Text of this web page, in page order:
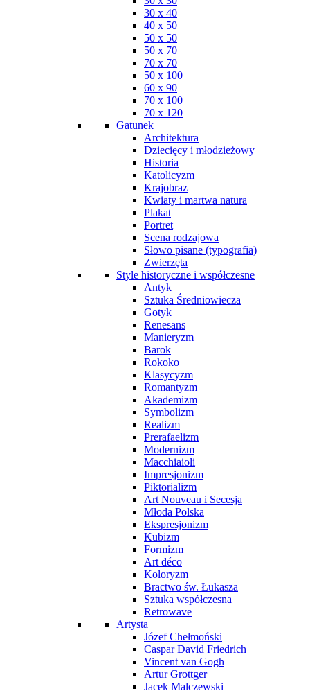
30 x 40
40 x 50
50 x 50
50 x 70
70 x 70
50 x 100
60 x 90
70 x 100
70 x 120
Gatunek
Architektura
Dziecięcy i młodzieżowy
Historia
Katolicyzm
Krajobraz
Kwiaty i martwa natura
Plakat
Portret
Scena rodzajowa
Słowo pisane (typografia)
Zwierzęta
Style historyczne i współczesne
Antyk
Sztuka Średniowiecza
Gotyk
Renesans
Manieryzm
Barok
Rokoko
Klasycyzm
Romantyzm
Akademizm
Symbolizm
Realizm
Prerafaelizm
Modernizm
Macchiaioli
Impresjonizm
Piktorializm
Art Nouveau i Secesja
Młoda Polska
Ekspresjonizm
Kubizm
Formizm
Art déco
Koloryzm
Bractwo św. Łukasza
Sztuka współczesna
Retrowave
Artysta
Józef Chełmoński
Caspar David Friedrich
Vincent van Gogh
Artur Grottger
Jacek Malczewski